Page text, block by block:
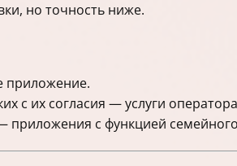
но точность ниже.
приложение.
с их согласия — услуги
приложения с функцией